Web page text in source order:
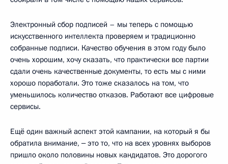
Электронный сбор подписей – мы теперь с помощью
искусственного интеллекта проверяем и традиционно
собранные подписи. Качество обучения в этом году было
очень хорошим, хочу сказать, что практически все партии
сдали очень качественные документы, то есть мы с ними
хорошо поработали. Это тоже сказалось на том, что
уменьшилось количество отказов. Работают все цифровые
сервисы.
Ещё один важный аспект этой кампании, на который я бы
обратила внимание, ‒ это то, что на всех уровнях выборов
пришло около половины новых кандидатов. Это дорогого